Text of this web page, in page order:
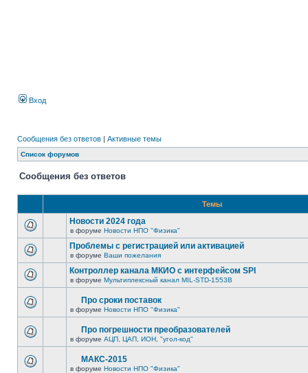
Вход
Сообщения без ответов | Активные темы
Список форумов
Сообщения без ответов
Темы
Новости 2024 года
в форуме Новости НПО "Физика"
Проблемы с регистрацией или активацией
в форуме Ваши пожелания
Контроллер канала МКИО с интерфейсом SPI
в форуме Мультиплексный канал MIL-STD-1553B
Про сроки поставок
в форуме Новости НПО "Физика"
Про погрешности преобразователей
в форуме АЦП, ЦАП, ИОН, "угол-код"
МАКС-2015
в форуме Новости НПО "Физика"